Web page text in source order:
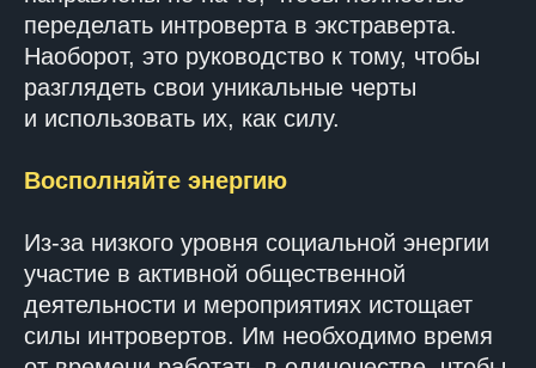
переделать интроверта в экстраверта.
Наоборот, это руководство к тому, чтобы
разглядеть свои уникальные черты
и использовать их, как силу.
Восполняйте энергию
Из-за низкого уровня социальной энергии
участие в активной общественной
деятельности и мероприятиях истощает
силы интровертов. Им необходимо время